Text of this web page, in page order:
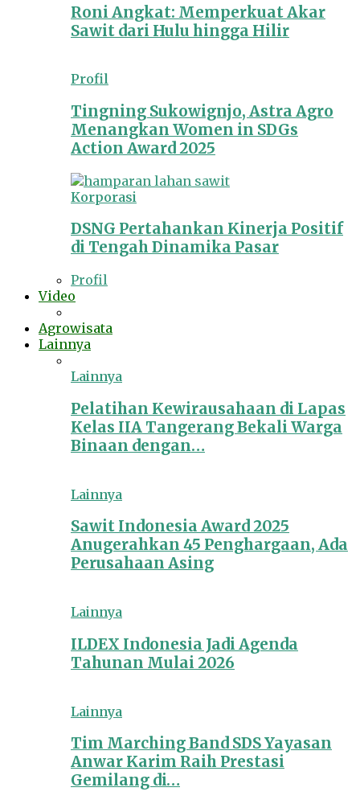
Roni Angkat: Memperkuat Akar
Sawit dari Hulu hingga Hilir
Profil
Tingning Sukowignjo, Astra Agro
Menangkan Women in SDGs
Action Award 2025
Korporasi
DSNG Pertahankan Kinerja Positif
di Tengah Dinamika Pasar
Profil
Video
Agrowisata
Lainnya
Lainnya
Pelatihan Kewirausahaan di Lapas
Kelas IIA Tangerang Bekali Warga
Binaan dengan…
Lainnya
Sawit Indonesia Award 2025
Anugerahkan 45 Penghargaan, Ada
Perusahaan Asing
Lainnya
ILDEX Indonesia Jadi Agenda
Tahunan Mulai 2026
Lainnya
Tim Marching Band SDS Yayasan
Anwar Karim Raih Prestasi
Gemilang di…